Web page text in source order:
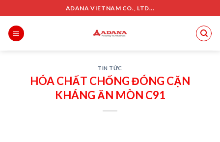
to
content
ADANA VIETNAM CO., LTD...
TIN TỨC
HÓA CHẤT CHỐNG ĐÓNG CẶN
KHÁNG ĂN MÒN C91